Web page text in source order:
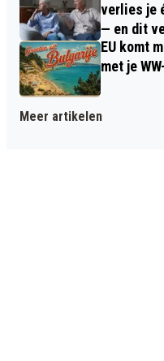
verlies je
— en dit
EU komt
met je
Meer artikelen